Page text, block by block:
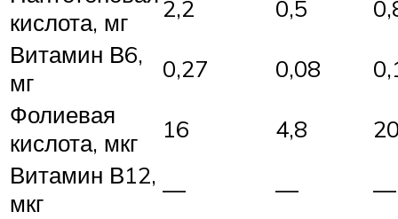
кислота, мг
2,2 0,5
Витамин В6,
мг
0,27 0,08
Фолиевая
кислота, мкг
16 4,8
Витамин В12,
мкг
— —
—